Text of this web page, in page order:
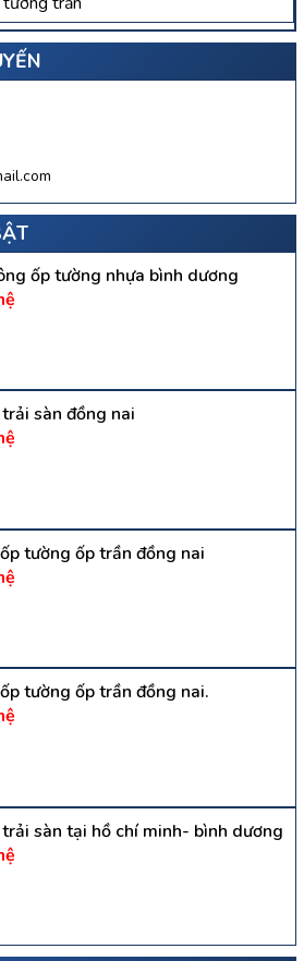
ốp tường nhựa bình dương
sàn đồng nai
tường ốp trần đồng nai
tường ốp trần đồng nai.
sàn tại hồ chí minh- bình dương